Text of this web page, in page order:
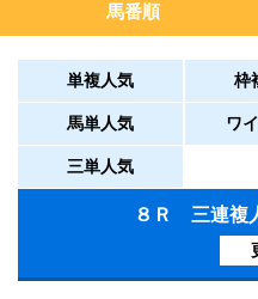
馬番順
単複人気 枠
馬単人気 ワ
三単人気
８Ｒ 三連